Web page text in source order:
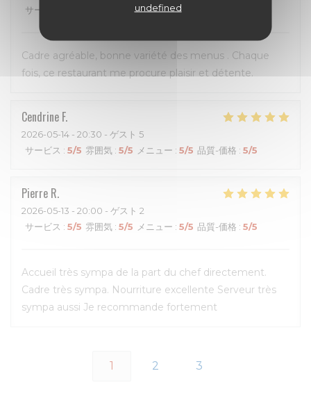
undefined
サービス
/5 メニュー:
Cadre agréable, bonne variété des menus . Chaque
fois, ce restaurant me procure plaisir et détente.
Cendrine F
2026-05-14 - 20:30 - ゲスト 5
サービス : 5/5 雰囲気 : 5/5 メニュー : 5/5 品質-価格 : 5/5
Pierre R
2026-05-13 - 20:00 - ゲスト 2
サービス : 5/5 雰囲気 : 5/5 メニュー : 5/5 品質-価格 : 5/5
Accueil très sympa de la part du chef directement.
Cadre très sympa. Nourriture excellente Serveur très
sympa aussi Je recommande fortement
1 2 3